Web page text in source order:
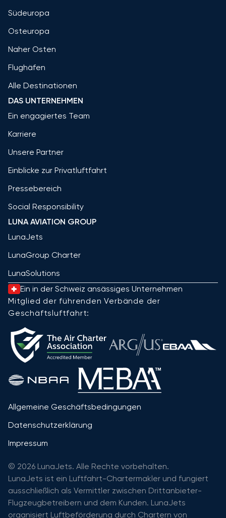
Südeuropa
Osteuropa
Naher Osten
Flughäfen
Alle Destinationen
DAS UNTERNEHMEN
Ein engagiertes Team
Karriere
Unsere Partner
Einblicke zur Privatluftfahrt
Pressebereich
Social Responsibility
LUNA AVIATION GROUP
LunaJets
LunaGroup Charter
LunaSolutions
Ein in der Schweiz ansässiges Unternehmen
Mitglied der führenden Verbände der
Geschäftsluftfahrt:
Allgemeine Geschäftsbedingungen
Datenschutzerklärung
Impressum
© 2026 LunaJets. Alle Rechte vorbehalten.
LunaJets ist ein Luftfahrt-Chartermakler und fungiert
ausschließlich als Vermittler zwischen Drittanbieter-
Flugzeugbetreibern und dem Kunden. LunaJets
organisiert Luftbeförderung durch Chartern von